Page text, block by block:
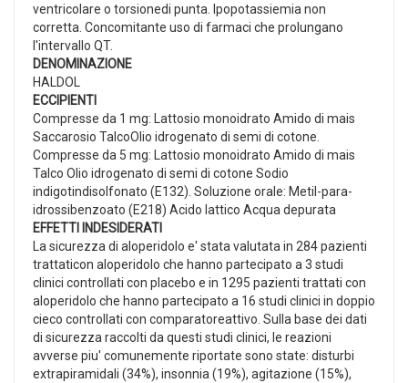
ventricolare o torsionedi punta. Ipopotassiemia non
corretta. Concomitante uso di farmaci che prolungano
l'intervallo QT.
DENOMINAZIONE
HALDOL
ECCIPIENTI
Compresse da 1 mg: Lattosio monoidrato Amido di mais
Saccarosio TalcoOlio idrogenato di semi di cotone.
Compresse da 5 mg: Lattosio monoidrato Amido di mais
Talco Olio idrogenato di semi di cotone Sodio
indigotindisolfonato (E132). Soluzione orale: Metil-para-
idrossibenzoato (E218) Acido lattico Acqua depurata
EFFETTI INDESIDERATI
La sicurezza di aloperidolo e' stata valutata in 284 pazienti
trattaticon aloperidolo che hanno partecipato a 3 studi
clinici controllati con placebo e in 1295 pazienti trattati con
aloperidolo che hanno partecipato a 16 studi clinici in doppio
cieco controllati con comparatoreattivo. Sulla base dei dati
di sicurezza raccolti da questi studi clinici, le reazioni
avverse piu' comunemente riportate sono state: disturbi
extrapiramidali (34%), insonnia (19%), agitazione (15%),